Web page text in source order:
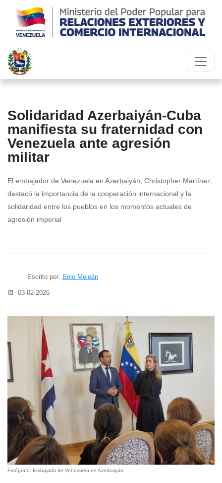
Solidaridad Azerbaiyán-Cuba
manifiesta su fraternidad con
Venezuela ante agresión
militar
El embajador de Venezuela en Azerbaiyán, Christopher Martínez,
destacó la importancia de la cooperación internacional y la
solidaridad entre los pueblos en los momentos actuales de
agresión imperial
Escrito por: Enio Meleán
03-02-2026
Fotógrafo: Embajada de Venezuela en Azerbaiyán